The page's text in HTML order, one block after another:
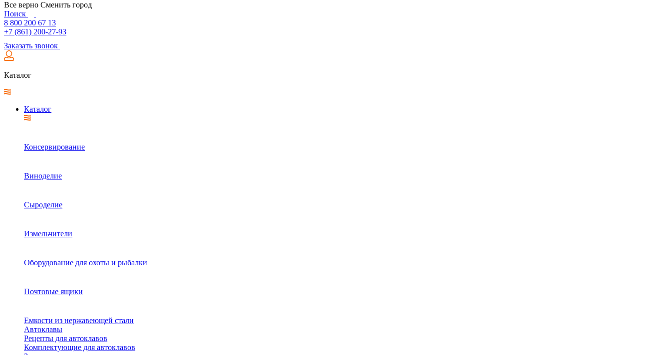
Все верно Сменить город
Поиск
8 800 200 67 13
+7 (861) 200-27-93
Заказать звонок
Каталог
Каталог
Консервирование
Виноделие
Сыроделие
Измельчители
Оборудование для охоты и рыбалки
Почтовые ящики
Емкости из нержавеющей стали
Автоклавы
Рецепты для автоклавов
Комплектующие для автоклавов